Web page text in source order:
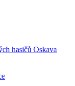
hasičů Oskava